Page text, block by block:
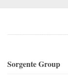
Sorgente Group